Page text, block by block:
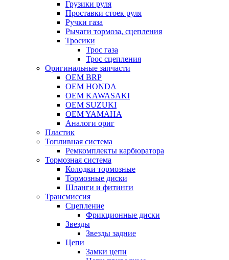
Грузики руля
Проставки стоек руля
Ручки газа
Рычаги тормоза, сцепления
Тросики
Трос газа
Трос сцепления
Оригинальные запчасти
OEM BRP
OEM HONDA
OEM KAWASAKI
OEM SUZUKI
OEM YAMAHA
Аналоги ориг
Пластик
Топливная система
Ремкомплекты карбюратора
Тормозная система
Колодки тормозные
Тормозные диски
Шланги и фитинги
Трансмиссия
Cцепление
Фрикционные диски
Звезды
Звезды задние
Цепи
Замки цепи